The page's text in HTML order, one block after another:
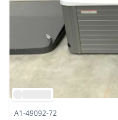
A1-49092-72